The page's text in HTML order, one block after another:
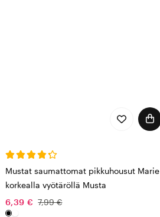
Mustat saumattomat pikkuhousut Marie
korkealla vyötäröllä Musta
6,39 € 7,99 €